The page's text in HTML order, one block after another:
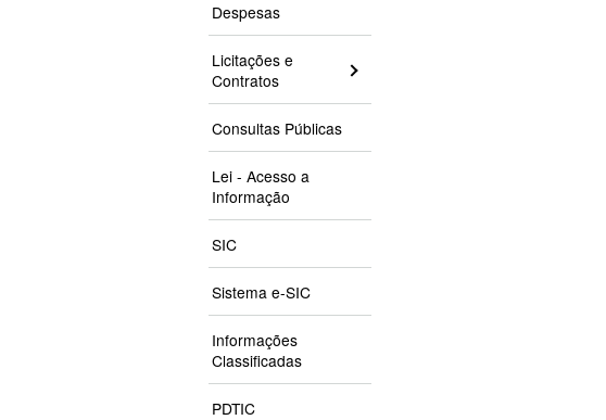
Despesas
Licitações e
Contratos
Consultas Públicas
Lei - Acesso a
Informação
SIC
Sistema e-SIC
Informações
Classificadas
PDTIC